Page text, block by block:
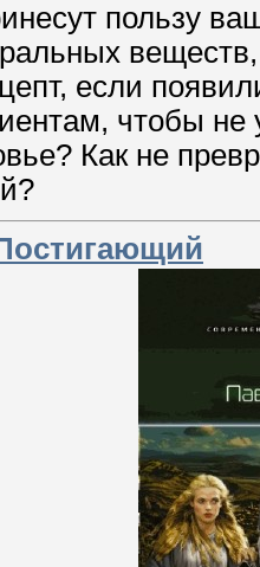
пользу
веществ,
если
чтобы
Как не